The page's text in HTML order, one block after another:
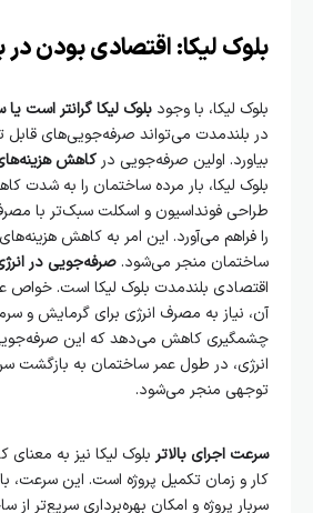
بلوک لیکا: اقتصادی بودن
بلوک لیکا، با وجود بلوک لیکا گرانتر است یا
در بلندمدت می‌تواند صرفه‌جویی‌های قابل
بیاورد. اولین صرفه‌جویی در کاهش
بلوک لیکا، بار مرده ساختمان را به شدت
طراحی فونداسیون و اسکلت سبک‌تر با
را فراهم می‌آورد. این امر به کاهش
ساختمان منجر می‌شود. صرفه‌جویی در
اقتصادی بلندمدت بلوک لیکا است. خواص
آن، نیاز به مصرف انرژی برای گرمایش و
چشمگیری کاهش می‌دهد که این
توجهی منجر می‌شود.
سرعت اجرای بالاتر بلوک لیکا نیز به
کار و زمان تکمیل پروژه است. این سرعت،
سربار پروژه و امکان بهره‌برداری سریع‌تر از